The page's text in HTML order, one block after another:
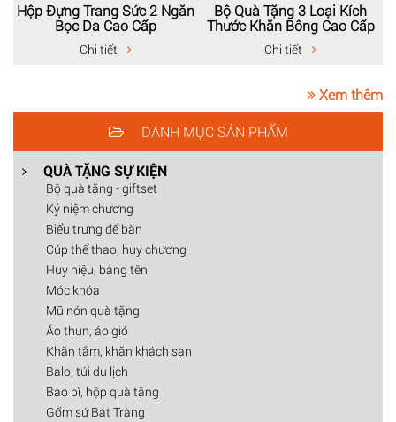
Hộp Đựng Trang Sức 2 Ngăn
Bọc Da Cao Cấp
Chi tiết
Bộ Quà Tặng 3 Loại Kích
Thước Khăn Bông Cao Cấp
Chi tiết
Xem thêm
DANH MỤC SẢN PHẨM
QUÀ TẶNG SỰ KIỆN
Bộ quà tặng - giftset
Kỷ niệm chương
Biểu trưng để bàn
Cúp thể thao, huy chương
Huy hiệu, bảng tên
Móc khóa
Mũ nón quà tặng
Áo thun, áo gió
Khăn tắm, khăn khách sạn
Balo, túi du lịch
Bao bì, hộp quà tặng
Gốm sứ Bát Tràng